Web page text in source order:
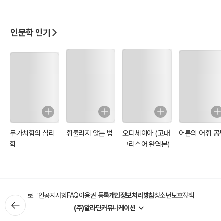
인문학 인기
무가치함의 심리
학
휘둘리지 않는 법
오디세이아 (고대
그리스어 완역본)
어른의 어휘 공
로그인공지사항FAQ이용권 등록개인정보처리방침청소년보호정책
(주)알라딘커뮤니케이션